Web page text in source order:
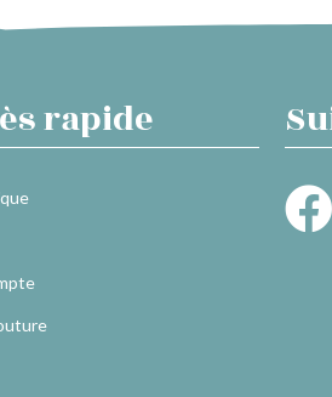
rapide